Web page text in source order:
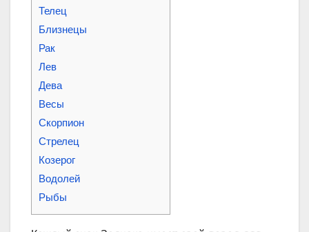
Телец
Близнецы
Рак
Лев
Дева
Весы
Скорпион
Стрелец
Козерог
Водолей
Рыбы